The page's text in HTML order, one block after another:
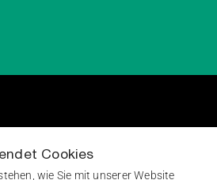
Cookies
wie Sie mit unserer Website